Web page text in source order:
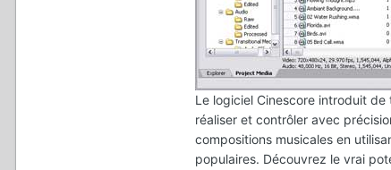
Le logiciel Cinescore introduit
réaliser et contrôler avec
compositions musicales en
populaires. Découvrez le vrai